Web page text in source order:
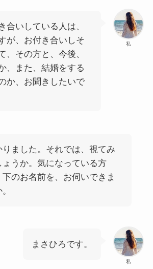
私
合いしている人は、
が、お付き合いしそ
、その方と、今後、
、また、結婚をする
か、お聞きしたいで
りました。それでは、視てみ
ょうか。気になっている方
下のお名前を、お伺いできま
私
まさひろです。